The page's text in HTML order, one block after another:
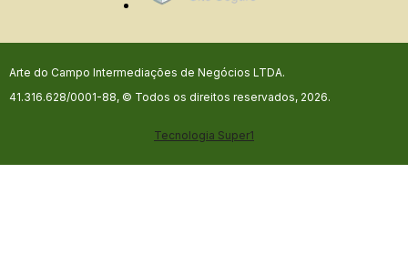
Arte do Campo Intermediações de Negócios LTDA.
41.316.628/0001-88, © Todos os direitos reservados, 2026.
Tecnologia Super1